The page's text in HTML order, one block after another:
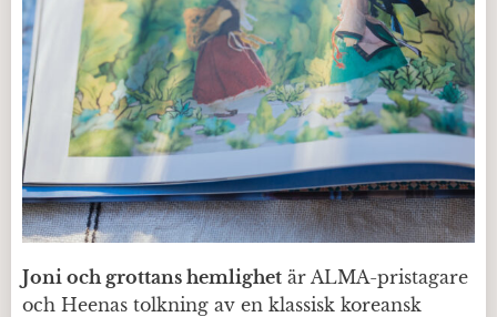
Joni och grottans hemlighet är ALMA-pristagare
och Heenas tolkning av en klassisk koreansk